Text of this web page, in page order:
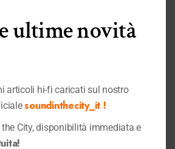
799,00€
690,00 €
Advance PARIS WTX-Stream TUBES
€
ultime novità
articoli hi-fi caricati sul nostro
soundinthecity_it !
City, disponibilità immediata e